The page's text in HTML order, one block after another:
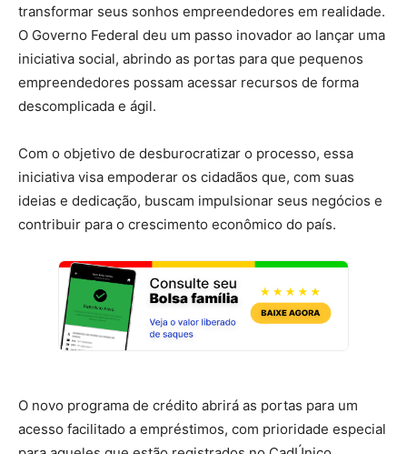
transformar seus sonhos empreendedores em realidade.
O Governo Federal deu um passo inovador ao lançar uma
iniciativa social, abrindo as portas para que pequenos
empreendedores possam acessar recursos de forma
descomplicada e ágil.
Com o objetivo de desburocratizar o processo, essa
iniciativa visa empoderar os cidadãos que, com suas
ideias e dedicação, buscam impulsionar seus negócios e
contribuir para o crescimento econômico do país.
O novo programa de crédito abrirá as portas para um
acesso facilitado a empréstimos, com prioridade especial